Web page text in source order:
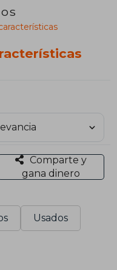
Comparte y
gana dinero
Usados